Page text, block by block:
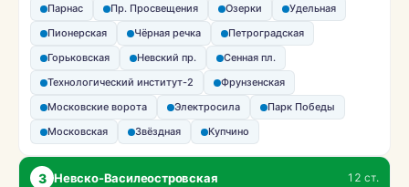
Парнас Пр. Просвещения Озерки
Удельная
Пионерская
Чёрная речка
Петроградская
Горьковская
Невский пр.
Сенная пл.
Технологический институт-2
Фрунзенская
Московские ворота
Электросила
Парк Победы
Московская
Звёздная Купчино
3 Невско-Василеостровская 12 ст.